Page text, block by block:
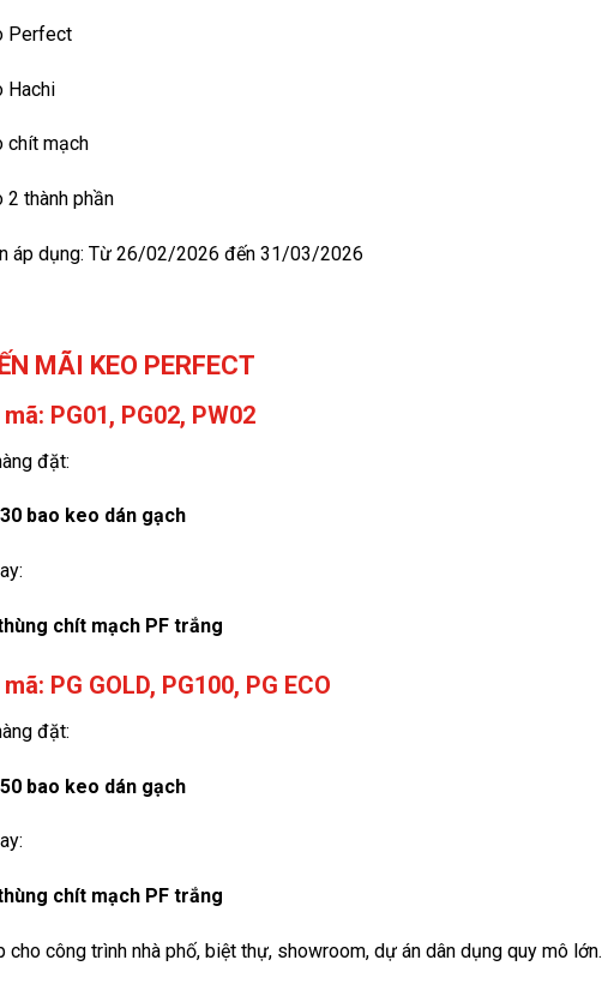
Perfect
Hachi
chít mạch
2 thành phần
áp dụng: Từ 26/02/2026 đến 31/03/2026
MÃI KEO PERFECT
mã: PG01, PG02, PW02
đặt:
bao keo dán gạch
chít mạch PF trắng
PG GOLD, PG100, PG ECO
đặt:
bao keo dán gạch
chít mạch PF trắng
cho công trình nhà phố, biệt thự, showroom, dự án dân dụng quy mô lớn.